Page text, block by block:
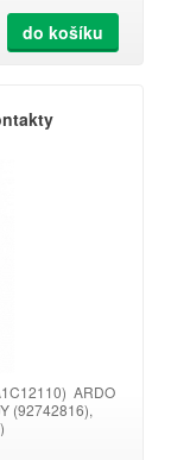
do košíku
ARDO
(92742816),